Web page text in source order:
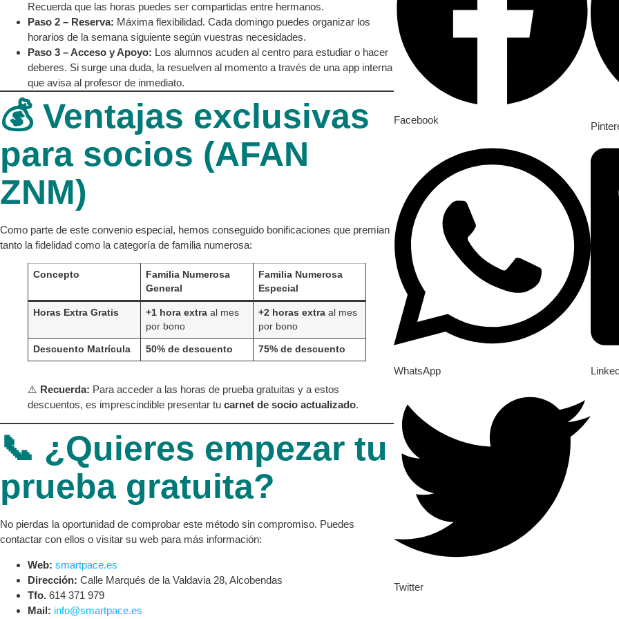
Recuerda que las horas puedes ser compartidas entre hermanos.
Paso 2 – Reserva: Máxima flexibilidad. Cada domingo puedes organizar los
horarios de la semana siguiente según vuestras necesidades.
Paso 3 – Acceso y Apoyo: Los alumnos acuden al centro para estudiar o hacer
deberes. Si surge una duda, la resuelven al momento a través de una app interna
que avisa al profesor de inmediato.
💰 Ventajas exclusivas
para socios (AFAN
ZNM)
Como parte de este convenio especial, hemos conseguido bonificaciones que premian
tanto la fidelidad como la categoría de familia numerosa:
Concepto
Familia Numerosa
General
Familia Numerosa
Especial
Horas Extra Gratis +1 hora extraal mes
por bono
+2 horas extraal mes
por bono
Descuento Matrícula 50% de descuento 75% de descuento
⚠️ Recuerda: Para acceder a las horas de prueba gratuitas y a estos
descuentos, es imprescindible presentar tu carnet de socio actualizado.
📞 ¿Quieres empezar tu
prueba gratuita?
No pierdas la oportunidad de comprobar este método sin compromiso. Puedes
contactar con ellos o visitar su web para más información:
Web: smartpace.es
Dirección: Calle Marqués de la Valdavia 28, Alcobendas
Tfo. 614 371 979
Mail: info@smartpace.es
Facebook
WhatsApp
Twitter